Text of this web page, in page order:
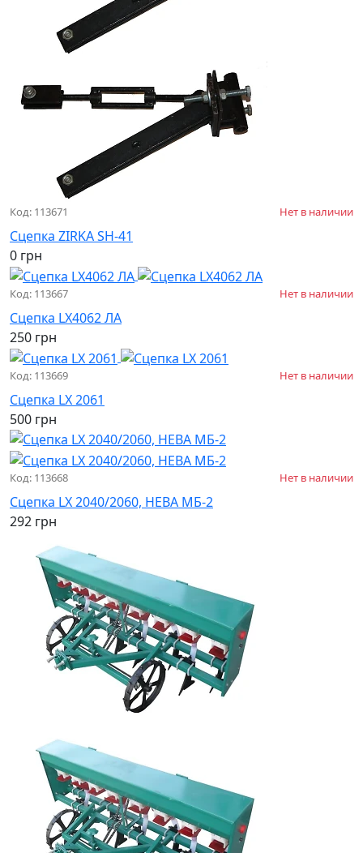
Код: 113671 Нет в наличии
Сцепка ZIRKA SH-41
0 грн
Код: 113667 Нет в наличии
Сцепка LX4062 ЛА
250 грн
Код: 113669 Нет в наличии
Сцепка LX 2061
500 грн
Код: 113668 Нет в наличии
Сцепка LX 2040/2060, НЕВА МБ-2
292 грн